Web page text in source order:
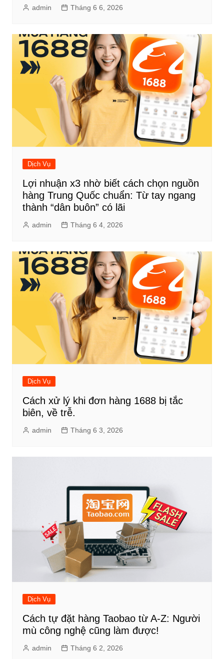
admin Tháng 6 6, 2026
Dịch Vụ
Lợi nhuận x3 nhờ biết cách chọn nguồn
hàng Trung Quốc chuẩn: Từ tay ngang
thành “dân buôn” có lãi
admin Tháng 6 4, 2026
Dịch Vụ
Cách xử lý khi đơn hàng 1688 bị tắc
biên, về trễ.
admin Tháng 6 3, 2026
Dịch Vụ
Cách tự đặt hàng Taobao từ A-Z: Người
mù công nghệ cũng làm được!
admin Tháng 6 2, 2026